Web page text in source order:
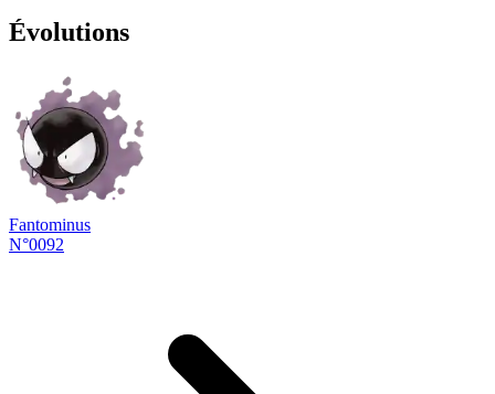
Évolutions
Fantominus
N°0092